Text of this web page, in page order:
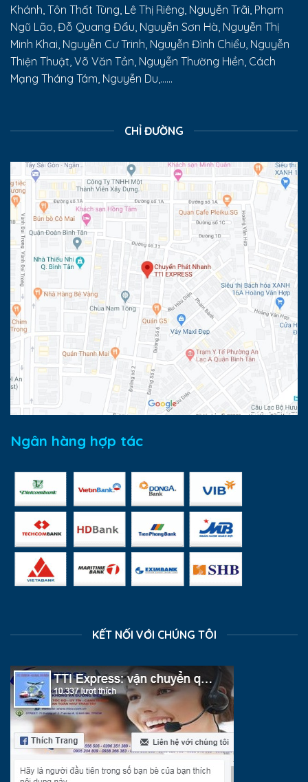
Khánh, Tôn Thất Tùng, Lê Thị Riêng, Nguyễn Trãi, Phạm
Ngũ Lão, Đỗ Quang Đẩu, Nguyễn Sơn Hà, Nguyễn Thị
Minh Khai, Nguyễn Cư Trinh, Nguyễn Đình Chiểu, Nguyễn
Thiện Thuật, Võ Văn Tần, Nguyễn Thường Hiền, Cách
Mạng Tháng Tám, Nguyễn Du,......
CHỈ ĐƯỜNG
Ngân hàng hợp tác
KẾT NỐI VỚI CHÚNG TÔI